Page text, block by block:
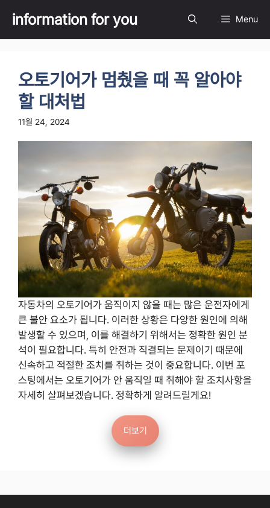
content
information for you Menu
오토기어가 멈췄을 때 꼭 알아야
할 대처법
11월 24, 2024
자동차의 오토기어가 움직이지 않을 때는 많은 운전자에게
큰 불안 요소가 됩니다. 이러한 상황은 다양한 원인에 의해
발생할 수 있으며, 이를 해결하기 위해서는 정확한 원인 분
석이 필요합니다. 특히 안전과 직결되는 문제이기 때문에
신속하고 적절한 조치를 취하는 것이 중요합니다. 이번 포
스팅에서는 오토기어가 안 움직일 때 취해야 할 조치사항을
자세히 살펴보겠습니다. 정확하게 알려드릴게요!
더보기